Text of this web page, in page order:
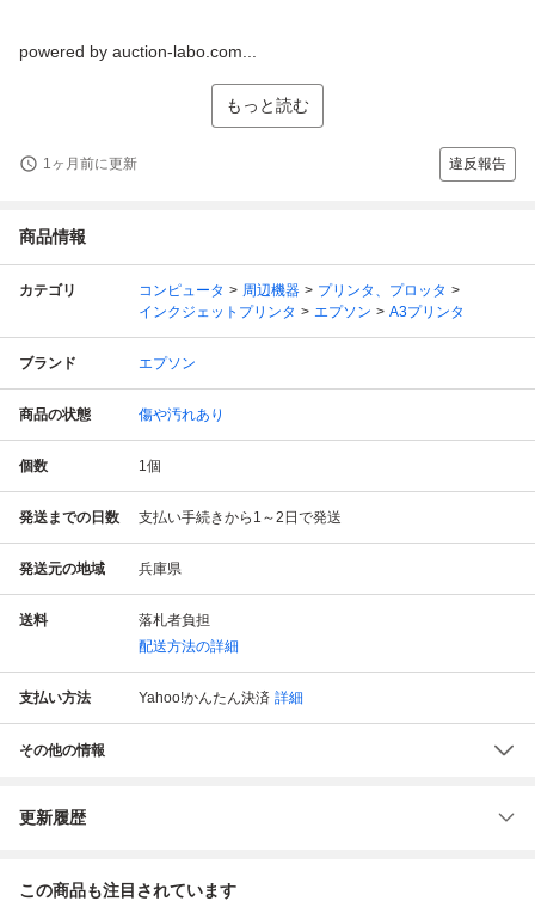
powered by auction-labo.com...
もっと読む
1ヶ月前に更新 違反報告
商品情報
カテゴリ コンピュータ 周辺機器
プリンタ、プロッタ
インクジェットプリンタ
エプソン A3プリンタ
ブランド エプソン
商品の状態 傷や汚れあり
個数 1個
発送までの日数 支払い手続きから1～2日で発送
発送元の地域 兵庫県
送料
落札者負担
配送方法の詳細
支払い方法 Yahoo!かんたん決済 詳細
その他の情報
更新履歴
この商品も注目されています